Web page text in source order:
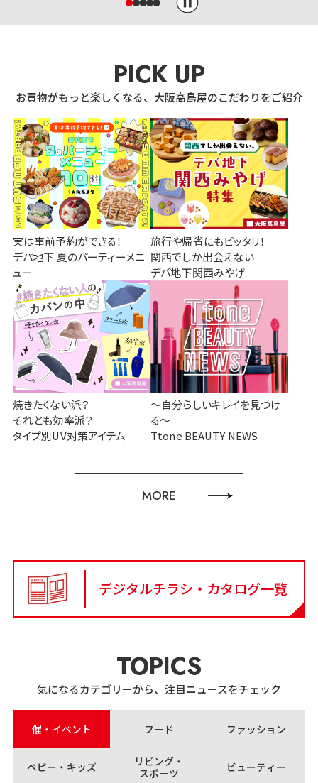
PICK UP
お買物がもっと楽しくなる、大阪高島屋のこだわりをご紹介
実は事前予約ができる！
デパ地下 夏のパーティーメニ
ュー
旅行や帰省にもピッタリ！
関西でしか出会えない
デパ地下関西みやげ
焼きたくない派？
それとも効率派？
タイプ別UV対策アイテム
～自分らしいキレイを見つけ
る～
Ttone BEAUTY NEWS
MORE
デジタルチラシ・カタログ一覧
TOPICS
気になるカテゴリーから、注目ニュースをチェック
催・イベント フード ファッション
ベビー・キッズ
リビング・
スポーツ
ビューティー